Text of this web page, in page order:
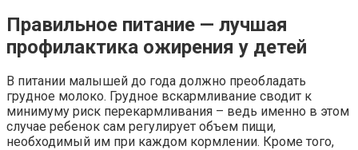
Правильное питание — лучшая
профилактика ожирения у детей
В питании малышей до года должно преобладать
грудное молоко. Грудное вскармливание сводит к
минимуму риск перекармливания – ведь именно в этом
случае ребенок сам регулирует объем пищи,
необходимый им при каждом кормлении. Кроме того,